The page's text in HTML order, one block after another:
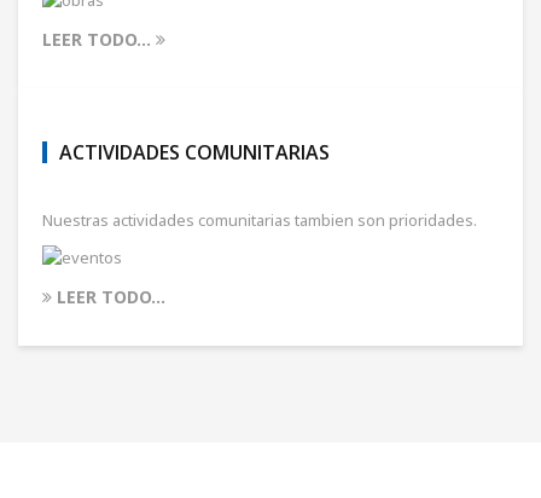
LEER TODO...
ACTIVIDADES COMUNITARIAS
Nuestras actividades comunitarias tambien son prioridades.
LEER TODO...